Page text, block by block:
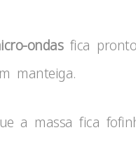
ondasfica
manteiga.
a massa fica